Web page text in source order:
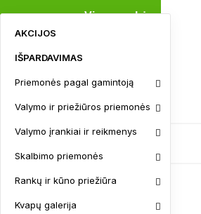
Visos prekės
AKCIJOS
IŠPARDAVIMAS
Priemonės pagal gamintoją
Valymo ir priežiūros priemonės
Valymo įrankiai ir reikmenys
Skalbimo priemonės
Rankų ir kūno priežiūra
Kvapų galerija
Kontaktai